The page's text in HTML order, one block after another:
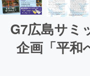
G7広島サミ
企画「平和